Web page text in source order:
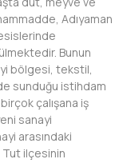
Adıyaman
Bunun
bölgesi, tekstil,
sunduğu istihdam
çalışana iş
sanayi
arasındaki
ilçesinin